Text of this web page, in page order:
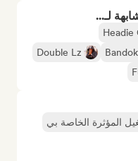
لـ...
Headie
Double Lz
المؤثرة الخاصة بي